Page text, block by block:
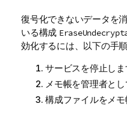
復号化できないデータを
いる構成
効化するには、以下の手
サービスを停止しま
メモ帳を管理者とし
構成ファイルをメモ